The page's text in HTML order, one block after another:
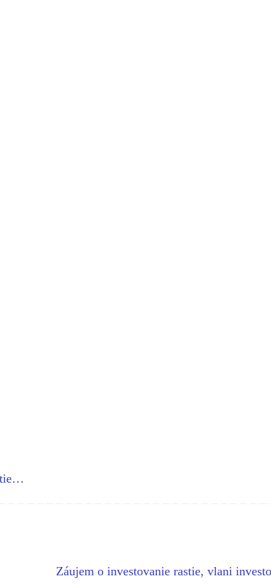
Záujem o investovanie rastie, vlani